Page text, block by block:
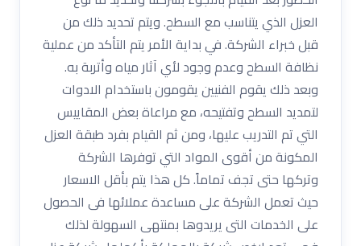
العزل الذي يتناسب مع السطح. ويتم تحديد ذلك من
قبل خبراء الشركة. في بداية الأمر يتم التأكد من عملية
نظافة السطح وعدم وجود لأي آثار مياه وأتربة به.
وبعد ذلك يقوم الفنيين يقومون باستخدام الادوات
لتمديد السطح وتفتيحه، مع مراعاة بعض المقاييس
التي تم التدريب عليها، ومن ثم القيام بفرد طبقة العزل
المكونة من أقوى المواد التي توفرها الشركة
وتركها حتى تجف تماماً. كل هذا يتم بأقل الاسعار
حيث تعمل الشركة على مساعدة عملائها فى الحصول
على الخدمات التى يريدوها بمنتهى السهولة لذلك